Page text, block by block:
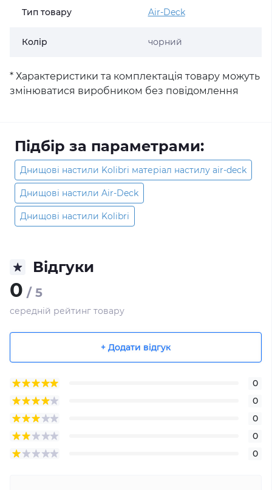
Тип товару Air-Deck
Колір чорний
* Характеристики та комплектація товару можуть
змінюватися виробником без повідомлення
Підбір за параметрами:
Днищові настили Kolibri матеріал настилу air-deck
Днищові настили Air-Deck
Днищові настили Kolibri
Відгуки
0 / 5
середній рейтинг товару
+ Додати відгук
0
0
0
0
0